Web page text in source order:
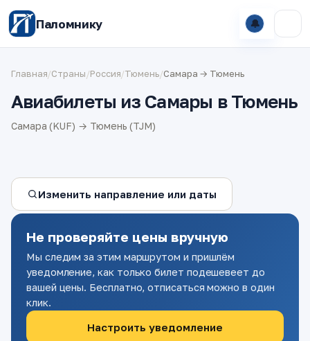
Паломнику 🔔
Главная/Страны/Россия/Тюмень/Самара → Тюмень
Авиабилеты из Самары в Тюмень
Самара (KUF) → Тюмень (TJM)
Изменить направление или даты
Не проверяйте цены вручную
Мы следим за этим маршрутом и пришлём
уведомление, как только билет подешевеет до
вашей цены. Бесплатно, отписаться можно в один
клик.
Настроить уведомление